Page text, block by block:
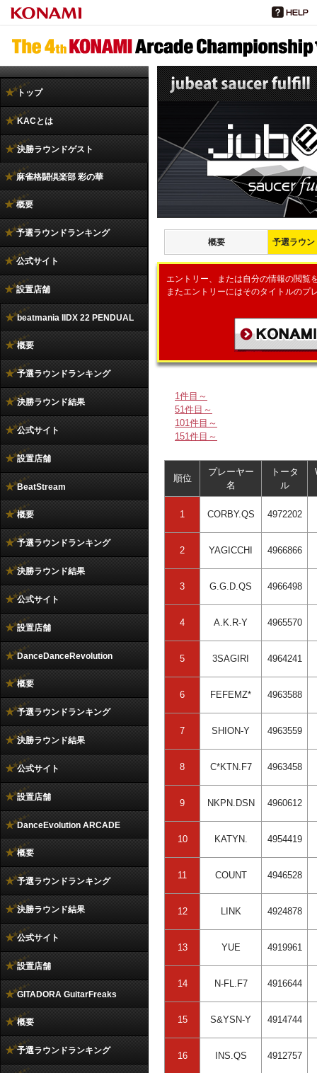
概要 予選ラウ
エントリー、または自分の情報の閲覧
またエントリーにはそのタイトルのプ
1件目～
51件目～
101件目～
151件目～
順位
プレーヤー
名
トータ
ル
1 CORBY.QS 4972202
2 YAGICCHI 4966866
3 G.G.D.QS 4966498
4 A.K.R-Y 4965570
5 3SAGIRI 4964241
6 FEFEMZ* 4963588
7 SHION-Y 4963559
8 C*KTN.F7 4963458
9 NKPN.DSN 4960612
10 KATYN. 4954419
11 COUNT 4946528
12 LINK 4924878
13 YUE 4919961
14 N-FL.F7 4916644
15 S&YSN-Y 4914744
16 INS.QS 4912757
トップ
KACとは
決勝ラウンドゲスト
麻雀格闘倶楽部 彩の華
概要
予選ラウンドランキング
公式サイト
設置店舗
beatmania IIDX 22 PENDUAL
概要
予選ラウンドランキング
決勝ラウンド結果
公式サイト
設置店舗
BeatStream
概要
予選ラウンドランキング
決勝ラウンド結果
公式サイト
設置店舗
DanceDanceRevolution
概要
予選ラウンドランキング
決勝ラウンド結果
公式サイト
設置店舗
DanceEvolution ARCADE
概要
予選ラウンドランキング
決勝ラウンド結果
公式サイト
設置店舗
GITADORA GuitarFreaks
概要
予選ラウンドランキング